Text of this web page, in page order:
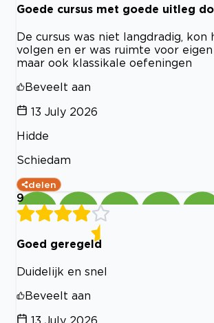
Goede cursus met goede uitleg
De cursus was niet langdradig, kon
volgen en er was ruimte voor
maar ook klassikale oefeningen
Beveelt aan
13 July 2026
Hidde
Schiedam
delen
9
Goed geregeld
Duidelijk en snel
Beveelt aan